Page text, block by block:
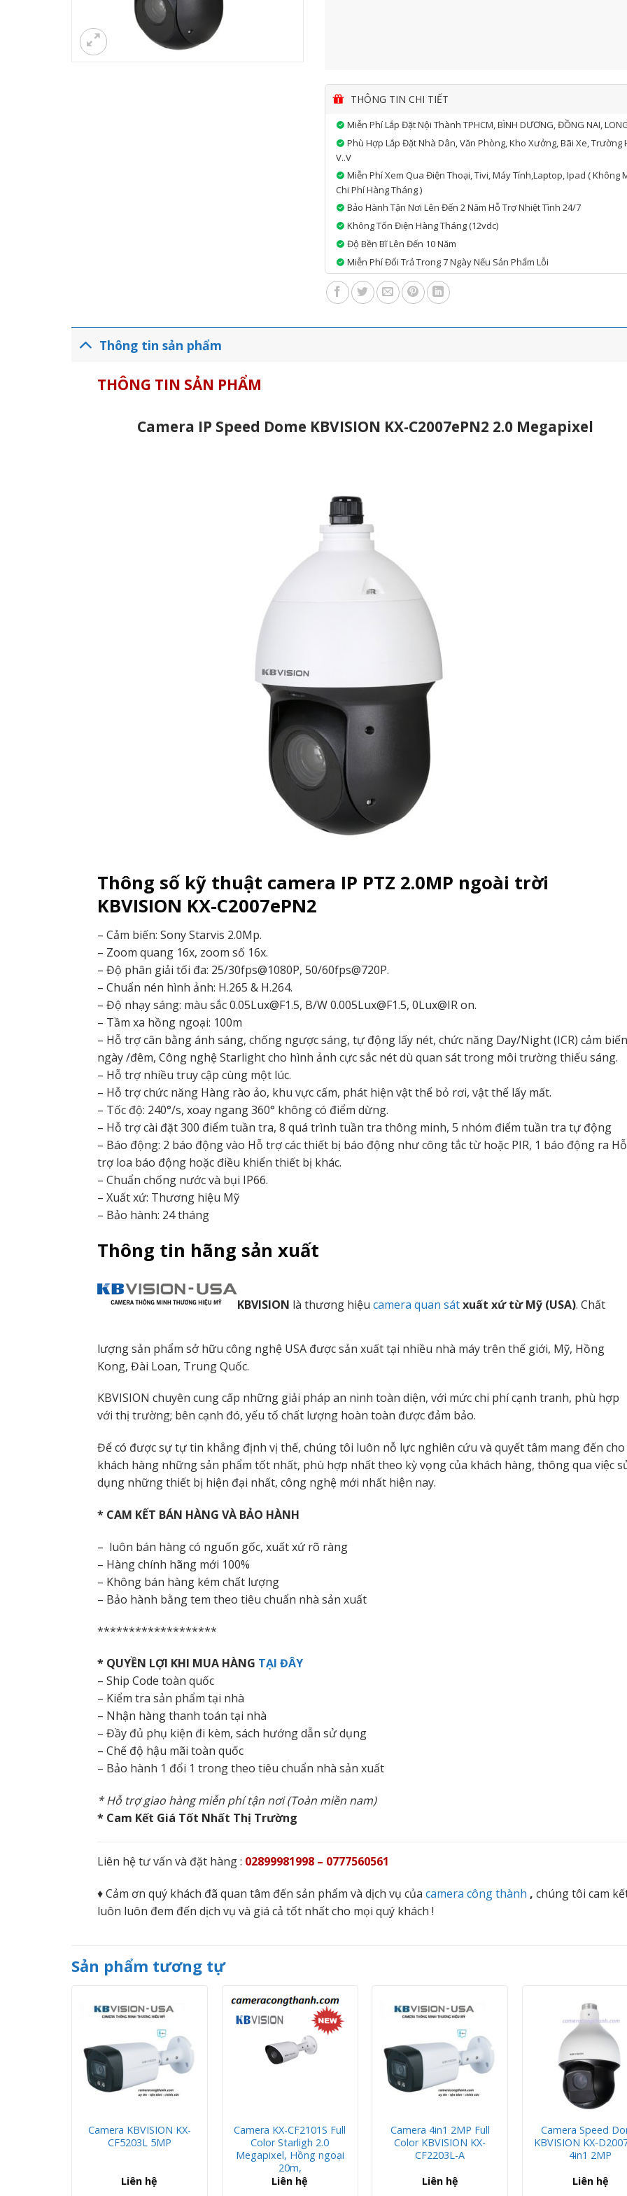
THÔNG TIN CHI TIẾT
Miễn Phí Lắp Đặt Nội Thành TPHCM, BÌNH DƯƠNG, ĐỒNG NAI,
Phù Hợp Lắp Đặt Nhà Dân, Văn Phòng, Kho Xưởng, Bãi Xe, Trường
V..v
Miễn Phí Xem Qua Điện Thoại, Tivi, Máy Tính,laptop, Ipad ( Không
Chi Phí Hàng Tháng )
Bảo Hành Tận Nơi Lên Đến 2 Năm Hỗ Trợ Nhiệt Tình 24/7
Không Tốn Điện Hàng Tháng (12vdc)
Độ Bền Bĩ Lên Đến 10 Năm
Miễn Phí Đổi Trả Trong 7 Ngày Nếu Sản Phẩm Lỗi
Thông tin sản phẩm
THÔNG TIN SẢN PHẨM
Camera IP Speed Dome KBVISION KX-C2007ePN2 2.0 Megapixel
Thông số kỹ thuật camera IP PTZ 2.0MP ngoài trời
KBVISION KX-C2007ePN2
– Cảm biến: Sony Starvis 2.0Mp.
– Zoom quang 16x, zoom số 16x.
– Độ phân giải tối đa: 25/30fps@1080P, 50/60fps@720P.
– Chuẩn nén hình ảnh: H.265 & H.264.
– Độ nhạy sáng: màu sắc 0.05Lux@F1.5, B/W 0.005Lux@F1.5, 0Lux@IR on.
– Tầm xa hồng ngoại: 100m
– Hỗ trợ cân bằng ánh sáng, chống ngược sáng, tự động lấy nét, chức năng Day/Night (ICR) cảm biến
ngày /đêm, Công nghệ Starlight cho hình ảnh cực sắc nét dù quan sát trong môi trường thiếu sáng.
– Hỗ trợ nhiều truy cập cùng một lúc.
– Hỗ trợ chức năng Hàng rào ảo, khu vực cấm, phát hiện vật thể bỏ rơi, vật thể lấy mất.
– Tốc độ: 240°/s, xoay ngang 360° không có điểm dừng.
– Hỗ trợ cài đặt 300 điểm tuần tra, 8 quá trình tuần tra thông minh, 5 nhóm điểm tuần tra tự động
– Báo động: 2 báo động vào Hỗ trợ các thiết bị báo động như công tắc từ hoặc PIR, 1 báo động ra Hỗ
trợ loa báo động hoặc điều khiển thiết bị khác.
– Chuẩn chống nước và bụi IP66.
– Xuất xứ: Thương hiệu Mỹ
– Bảo hành: 24 tháng
Thông tin hãng sản xuất
KBVISION là thương hiệu camera quan sátxuất xứ từ Mỹ (USA). Chất
lượng sản phẩm sở hữu công nghệ USA được sản xuất tại nhiều nhà máy trên thế giới, Mỹ, Hồng
Kong, Đài Loan, Trung Quốc.
KBVISION chuyên cung cấp những giải pháp an ninh toàn diện, với mức chi phí cạnh tranh, phù hợp
với thị trường; bên cạnh đó, yếu tố chất lượng hoàn toàn được đảm bảo.
Để có được sự tự tin khẳng định vị thế, chúng tôi luôn nỗ lực nghiên cứu và quyết tâm mang đến cho
khách hàng những sản phẩm tốt nhất, phù hợp nhất theo kỳ vọng của khách hàng, thông qua việc
dụng những thiết bị hiện đại nhất, công nghệ mới nhất hiện nay.
* CAM KẾT BÁN HÀNG VÀ BẢO HÀNH
– luôn bán hàng có nguốn gốc, xuất xứ rõ ràng
– Hàng chính hãng mới 100%
– Không bán hàng kém chất lượng
– Bảo hành bằng tem theo tiêu chuẩn nhà sản xuất
*******************
* QUYỀN LỢI KHI MUA HÀNG TẠI ĐÂY
– Ship Code toàn quốc
– Kiểm tra sản phẩm tại nhà
– Nhận hàng thanh toán tại nhà
– Đầy đủ phụ kiện đi kèm, sách hướng dẫn sử dụng
– Chế độ hậu mãi toàn quốc
– Bảo hành 1 đổi 1 trong theo tiêu chuẩn nhà sản xuất
* Hỗ trợ giao hàng miễn phí tận nơi (Toàn miền nam)
* Cam Kết Giá Tốt Nhất Thị Trường
Liên hệ tư vấn và đặt hàng : 02899981998 – 0777560561
♦ Cảm ơn quý khách đã quan tâm đến sản phẩm và dịch vụ của camera công thành , chúng tôi cam
luôn luôn đem đến dịch vụ và giá cả tốt nhất cho mọi quý khách !
Sản phẩm tương tự
Camera KBVISION KX-
CF5203L 5MP
Liên hệ
Camera KX-CF2101S Full
Color Starligh 2.0
Megapixel, Hồng ngoại
20m,
Liên hệ
Camera 4in1 2MP Full
Color KBVISION KX-
CF2203L-A
Liên hệ
Camera Speed
KBVISION KX-
4in1 2MP
Liên hệ